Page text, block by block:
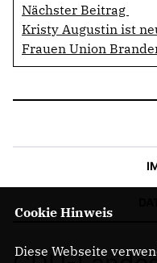
Nächster Beitrag
Kristy Augustin ist
Frauen Union
Cookie Hinweis
Diese Webseite